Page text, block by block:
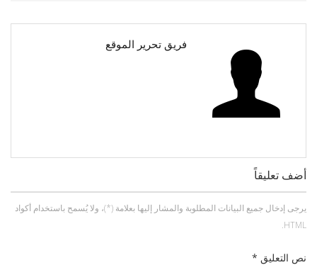
فريق تحرير الموقع
أضف تعليقاً
يرجى إدخال جميع البيانات المطلوبة والمشار إليها بعلامة (*)، ولا يُسمح باستخدام أكواد
HTML.
نص التعليق *